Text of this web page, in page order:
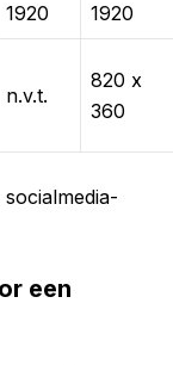
1920
1920
n.v.t.
820 x
360
een